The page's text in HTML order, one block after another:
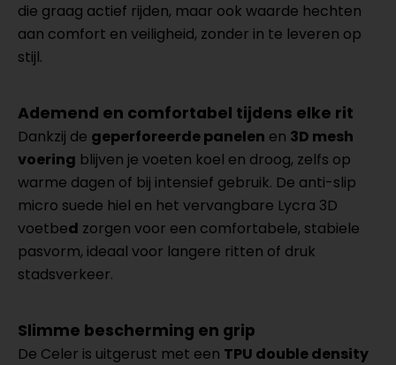
die graag actief rijden, maar ook waarde hechten
aan comfort en veiligheid, zonder in te leveren op
stijl.
Ademend en comfortabel tijdens elke rit
Dankzij de geperforeerde panelen en 3D mesh
voering blijven je voeten koel en droog, zelfs op
warme dagen of bij intensief gebruik. De anti-slip
micro suede hiel en het vervangbare Lycra 3D
voetbed zorgen voor een comfortabele, stabiele
pasvorm, ideaal voor langere ritten of druk
stadsverkeer.
Slimme bescherming en grip
De Celer is uitgerust met een TPU double density